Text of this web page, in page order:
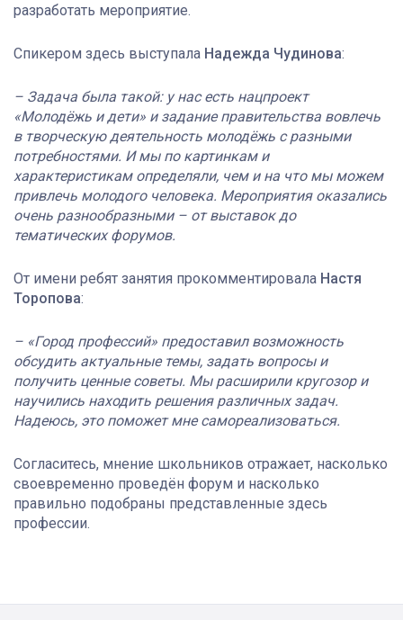
разработать мероприятие.
Спикером здесь выступала Надежда Чудинова:
– Задача была такой: у нас есть нацпроект
«Молодёжь и дети» и задание правительства вовлечь
в творческую деятельность молодёжь с разными
потребностями. И мы по картинкам и
характеристикам определяли, чем и на что мы можем
привлечь молодого человека. Мероприятия оказались
очень разнообразными – от выставок до
тематических форумов.
От имени ребят занятия прокомментировала Настя
Торопова:
– «Город профессий» предоставил возможность
обсудить актуальные темы, задать вопросы и
получить ценные советы. Мы расширили кругозор и
научились находить решения различных задач.
Надеюсь, это поможет мне самореализоваться.
Согласитесь, мнение школьников отражает, насколько
своевременно проведён форум и насколько
правильно подобраны представленные здесь
профессии.